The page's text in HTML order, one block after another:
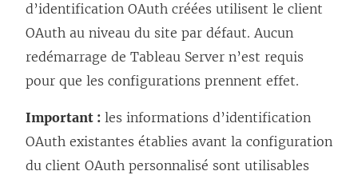
d’identification OAuth créées utilisent le client
OAuth au niveau du site par défaut. Aucun
redémarrage de Tableau Server n’est requis
pour que les configurations prennent effet.
Important : les informations d’identification
OAuth existantes établies avant la configuration
du client OAuth personnalisé sont utilisables